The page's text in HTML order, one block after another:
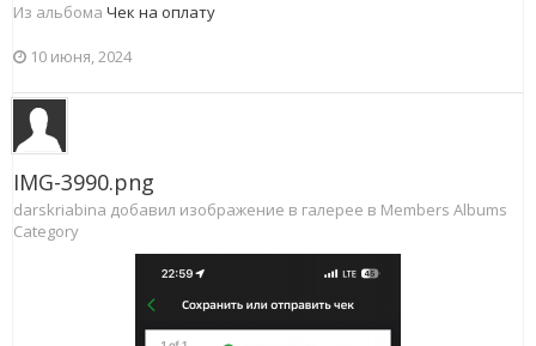
Из альбома Чек на оплату
10 июня, 2024
IMG-3990.png
darskriabina добавил изображение в галерее в Members Albums
Category